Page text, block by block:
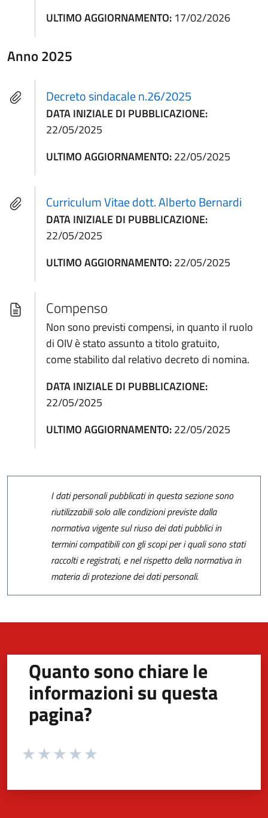
ULTIMO AGGIORNAMENTO: 17/02/2026
Anno 2025
Decreto sindacale n.26/2025
DATA INIZIALE DI PUBBLICAZIONE:
22/05/2025
ULTIMO AGGIORNAMENTO:22/05/2025
Curriculum Vitae dott. Alberto Bernardi
DATA INIZIALE DI PUBBLICAZIONE:
22/05/2025
ULTIMO AGGIORNAMENTO:22/05/2025
Compenso
Non sono previsti compensi, in quanto il ruolo
di OIV è stato assunto a titolo gratuito,
come stabilito dal relativo decreto di nomina.
DATA INIZIALE DI PUBBLICAZIONE:
22/05/2025
ULTIMO AGGIORNAMENTO:22/05/2025
I dati personali pubblicati in questa sezione sono
riutilizzabili solo alle condizioni previste dalla
normativa vigente sul riuso dei dati pubblici in
termini compatibili con gli scopi per i quali sono stati
raccolti e registrati, e nel rispetto della normativa in
materia di protezione dei dati personali.
Quanto sono chiare le
informazioni su questa
pagina?
Valuta da 1 a 5 stelle la pagina